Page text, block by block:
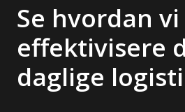
Se hvordan
effektivisere
daglige